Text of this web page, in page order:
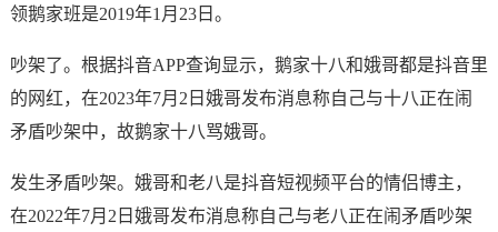
领鹅家班是2019年1月23日。
吵架了。根据抖音APP查询显示，鹅家十八和娥哥都是抖音里
的网红，在2023年7月2日娥哥发布消息称自己与十八正在闹
矛盾吵架中，故鹅家十八骂娥哥。
发生矛盾吵架。娥哥和老八是抖音短视频平台的情侣博主，
在2022年7月2日娥哥发布消息称自己与老八正在闹矛盾吵架